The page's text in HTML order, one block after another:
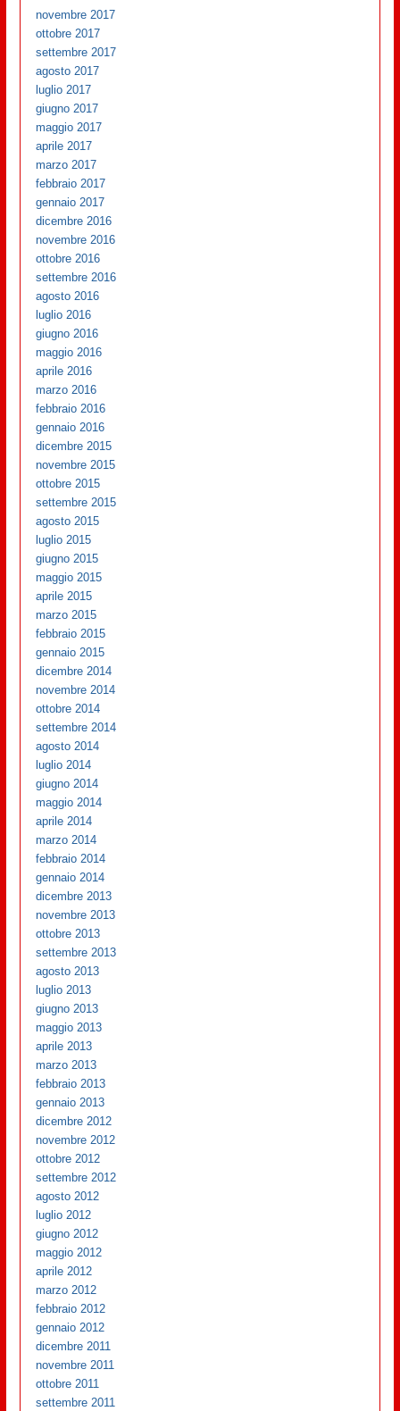
novembre 2017
ottobre 2017
settembre 2017
agosto 2017
luglio 2017
giugno 2017
maggio 2017
aprile 2017
marzo 2017
febbraio 2017
gennaio 2017
dicembre 2016
novembre 2016
ottobre 2016
settembre 2016
agosto 2016
luglio 2016
giugno 2016
maggio 2016
aprile 2016
marzo 2016
febbraio 2016
gennaio 2016
dicembre 2015
novembre 2015
ottobre 2015
settembre 2015
agosto 2015
luglio 2015
giugno 2015
maggio 2015
aprile 2015
marzo 2015
febbraio 2015
gennaio 2015
dicembre 2014
novembre 2014
ottobre 2014
settembre 2014
agosto 2014
luglio 2014
giugno 2014
maggio 2014
aprile 2014
marzo 2014
febbraio 2014
gennaio 2014
dicembre 2013
novembre 2013
ottobre 2013
settembre 2013
agosto 2013
luglio 2013
giugno 2013
maggio 2013
aprile 2013
marzo 2013
febbraio 2013
gennaio 2013
dicembre 2012
novembre 2012
ottobre 2012
settembre 2012
agosto 2012
luglio 2012
giugno 2012
maggio 2012
aprile 2012
marzo 2012
febbraio 2012
gennaio 2012
dicembre 2011
novembre 2011
ottobre 2011
settembre 2011